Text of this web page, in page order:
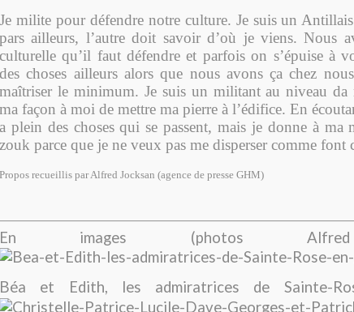
Je milite pour défendre notre culture. Je suis un
pars ailleurs, l’autre doit savoir d’où je viens. Nous
culturelle qu’il faut défendre et parfois on s’épuise à
des choses ailleurs alors que nous avons ça chez
maîtriser le minimum. Je suis un militant au niveau da
ma façon à moi de mettre ma pierre à l’édifice. En
a plein des choses qui se passent, mais je donne à ma
zouk parce que je ne veux pas me disperser comme font
Propos recueillis par Alfred Jocksan (agence de presse GHM)
En images (photos Alfred
Béa et Edith, les admiratrices de Sainte-